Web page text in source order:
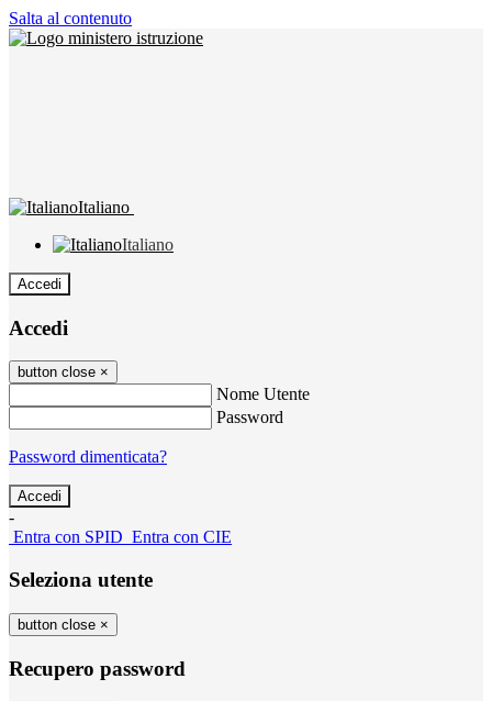
Salta al contenuto
Italiano
Italiano
Accedi
Accedi
button close ×
Nome Utente
Password
Password dimenticata?
-
Entra con SPID Entra con CIE
Seleziona utente
button close ×
Recupero password